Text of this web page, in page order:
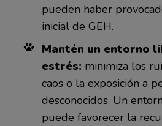
pueden haber
inicial de GEH.
Mantén un entorno
estrés: minimiza los
caos o la exposición a
desconocidos. Un
puede favorecer la